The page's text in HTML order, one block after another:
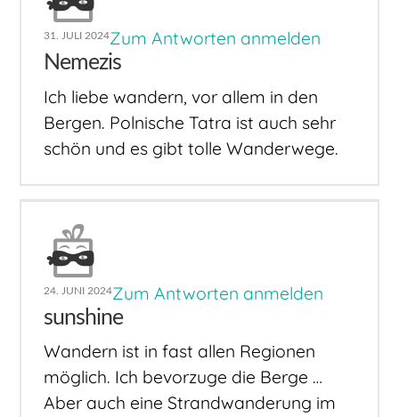
31. JULI 2024Zum Antworten anmelden
Nemezis
Ich liebe wandern, vor allem in den
Bergen. Polnische Tatra ist auch sehr
schön und es gibt tolle Wanderwege.
24. JUNI 2024Zum Antworten anmelden
sunshine
Wandern ist in fast allen Regionen
möglich. Ich bevorzuge die Berge …
Aber auch eine Strandwanderung im